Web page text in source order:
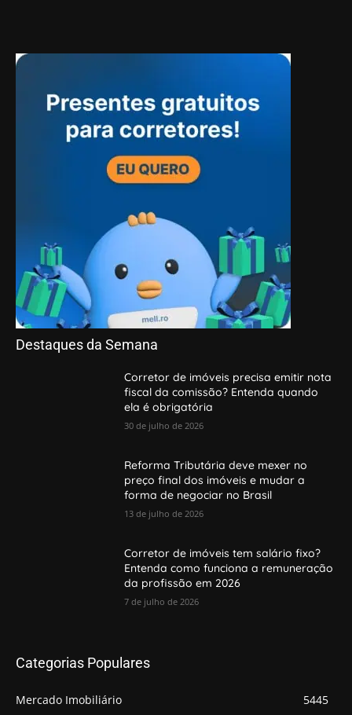
Destaques da Semana
Corretor de imóveis precisa emitir nota
fiscal da comissão? Entenda quando
ela é obrigatória
30 de julho de 2026
Reforma Tributária deve mexer no
preço final dos imóveis e mudar a
forma de negociar no Brasil
13 de julho de 2026
Corretor de imóveis tem salário fixo?
Entenda como funciona a remuneração
da profissão em 2026
7 de julho de 2026
Categorias Populares
Mercado Imobiliário
5445